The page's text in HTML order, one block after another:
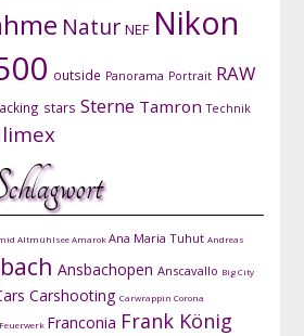
Natur NEF Nikon
outside Panorama Portrait RAW
stars Sterne Tamron Technik
AltmühlseeAmarokAna Maria Tuhut Andreas
Ansbachopen Anscavallo Big City
Carshooting Carwrappin Corona
Feuerwerk Franconia Frank König